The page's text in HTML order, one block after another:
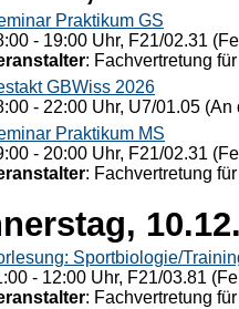
Praktikum GS
- 19:00 Uhr, F21/02.31
: Fachvertretung
GBWiss 2026
- 22:00 Uhr, U7/01.05
Praktikum MS
- 20:00 Uhr, F21/02.31
: Fachvertretung
Sportbiologie/
- 12:00 Uhr, F21/03.81
: Fachvertretung